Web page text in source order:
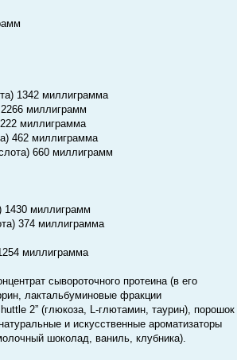
1342 миллиграмма
миллиграмм
миллиграмма
462 миллиграмма
660 миллиграмм
1430 миллиграмм
374 миллиграмма
миллиграмма
сывороточного протеина (в его
лактальбуминовые фракции
2” (глюкоза, L-глютамин, таурин), порошок
и искусственные ароматизаторы
шоколад, ваниль, клубника).